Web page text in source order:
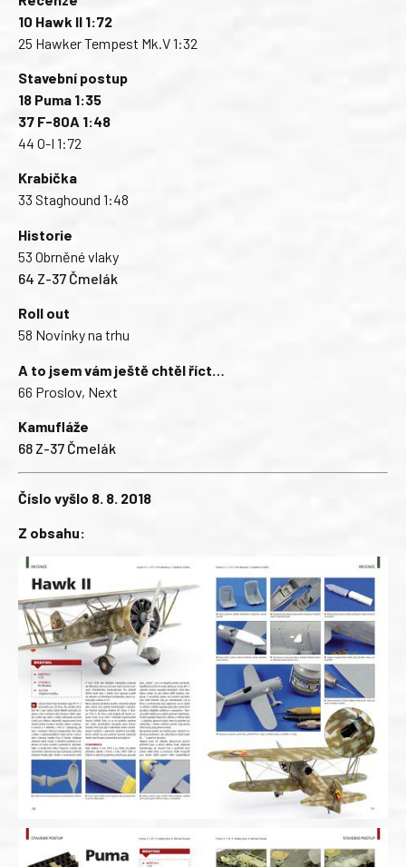
10 Hawk II 1:72
25 Hawker Tempest Mk.V 1:32
Stavební postup
18 Puma 1:35
37 F-80A 1:48
44 O-I 1:72
Krabička
33 Staghound 1:48
Historie
53 Obrněné vlaky
64 Z-37 Čmelák
Roll out
58 Novinky na trhu
A to jsem vám ještě chtěl říct…
66 Proslov, Next
Kamufláže
68 Z-37 Čmelák
Číslo vyšlo 8. 8. 2018
Z obsahu: